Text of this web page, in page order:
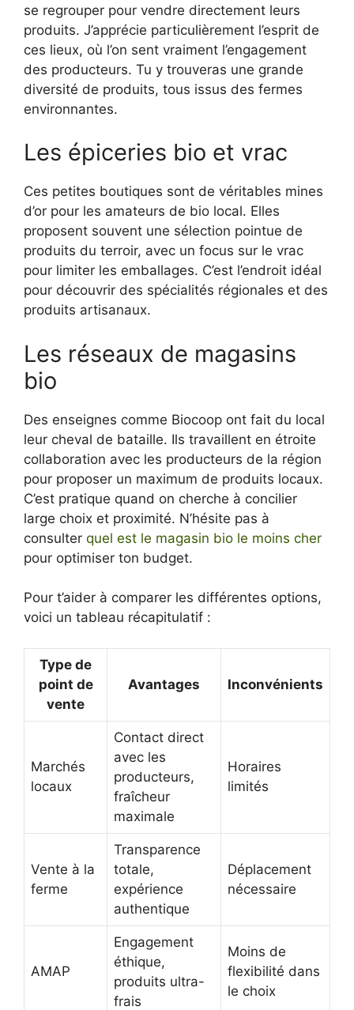
se regrouper pour vendre directement leurs
produits. J’apprécie particulièrement l’esprit de
ces lieux, où l’on sent vraiment l’engagement
des producteurs. Tu y trouveras une grande
diversité de produits, tous issus des fermes
environnantes.
Les épiceries bio et vrac
Ces petites boutiques sont de véritables mines
d’or pour les amateurs de bio local. Elles
proposent souvent une sélection pointue de
produits du terroir, avec un focus sur le vrac
pour limiter les emballages. C’est l’endroit idéal
pour découvrir des spécialités régionales et des
produits artisanaux.
Les réseaux de magasins
bio
Des enseignes comme Biocoop ont fait du local
leur cheval de bataille. Ils travaillent en étroite
collaboration avec les producteurs de la région
pour proposer un maximum de produits locaux.
C’est pratique quand on cherche à concilier
large choix et proximité. N’hésite pas à
consulter quel est le magasin bio le moins cher
pour optimiser ton budget.
Pour t’aider à comparer les différentes options,
voici un tableau récapitulatif :
Type de
point de
vente
Avantages Inconvénients
Marchés
locaux
Contact direct
avec les
producteurs,
fraîcheur
maximale
Horaires
limités
Vente à la
ferme
Transparence
totale,
expérience
authentique
Déplacement
nécessaire
AMAP
Engagement
éthique,
produits ultra-
frais
Moins de
flexibilité dans
le choix